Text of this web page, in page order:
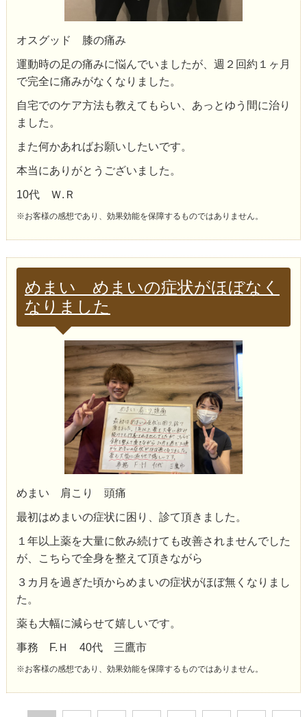
オスグッド 膝の痛み
運動時の足の痛みに悩んでいましたが、週２回約１ヶ月
で完全に痛みがなくなりました。
自宅でのケア方法も教えてもらい、あっとゆう間に治り
ました。
また何かあればお願いしたいです。
本当にありがとうございました。
10代 Ｗ.Ｒ
※お客様の感想であり、効果効能を保障するものではありません。
めまい めまいの症状がほぼなく
なりました
めまい 肩こり 頭痛
最初はめまいの症状に困り、診て頂きました。
１年以上薬を大量に飲み続けても改善されませんでした
が、こちらで全身を整えて頂きながら
３カ月を過ぎた頃からめまいの症状がほぼ無くなりまし
た。
薬も大幅に減らせて嬉しいです。
事務 F.Ｈ 40代 三鷹市
※お客様の感想であり、効果効能を保障するものではありません。